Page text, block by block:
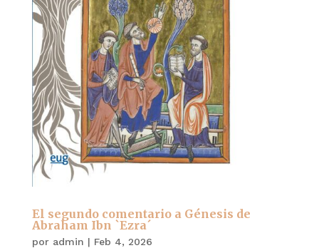
El segundo comentario a Génesis de
Abraham Ibn `Ezra´
por admin | Feb 4, 2026